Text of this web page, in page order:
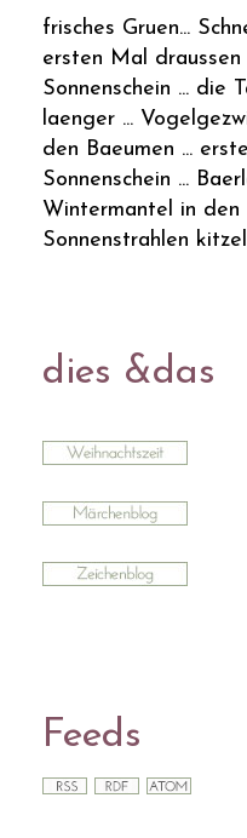
frisches Gruen...
ersten Mal draussen
Sonnenschein ... die
laenger ...
den Baeumen ...
Sonnenschein ...
Wintermantel in den
Sonnenstrahlen
dies &das
Feeds